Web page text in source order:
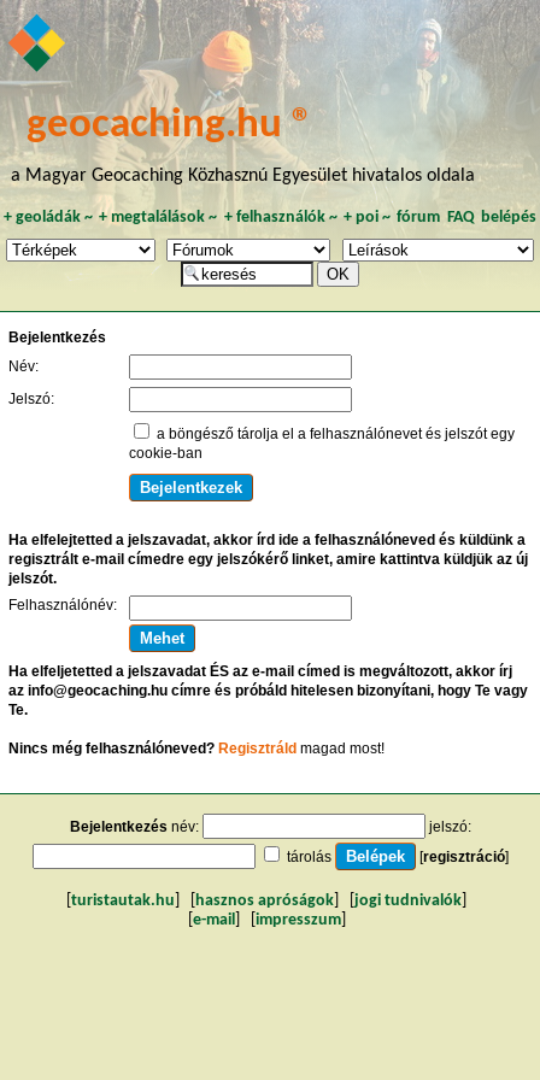
geocaching.hu ®
a Magyar Geocaching Közhasznú Egyesület hivatalos oldala
+ geoládák~ +megtalálások ~ + felhasználók~ + poi~ fórum FAQ belépés
Bejelentkezés
Név:
Jelszó:
a böngésző tárolja el a felhasználónevet és jelszót egy
cookie-ban
Ha elfelejtetted a jelszavadat, akkor írd ide a felhasználóneved és küldünk a
regisztrált e-mail címedre egy jelszókérő linket, amire kattintva küldjük az új
jelszót.
Felhasználónév:
Ha elfeljetetted a jelszavadat ÉS az e-mail címed is megváltozott, akkor írj
az info@geocaching.hu címre és próbáld hitelesen bizonyítani, hogy Te vagy
Te.
Nincs még felhasználóneved? Regisztráld magad most!
Bejelentkezés név:
jelszó:
tárolás
[regisztráció]
turistautak.hu hasznos apróságok jogi tudnivalók
e-mail impresszum]